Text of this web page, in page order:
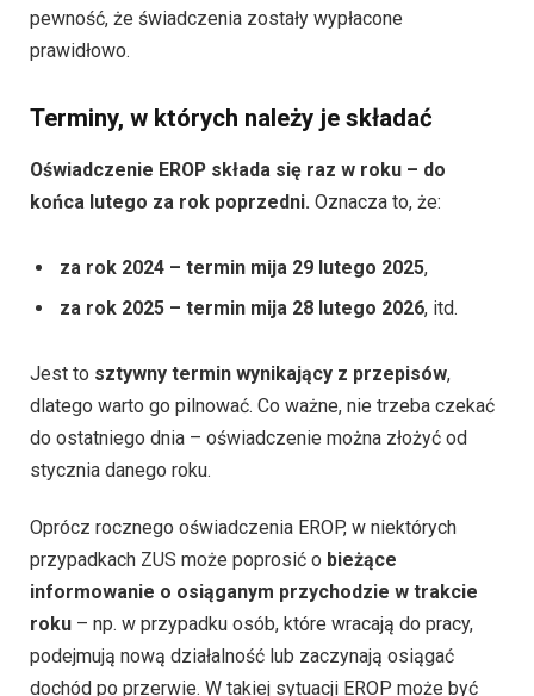
pewność, że świadczenia zostały wypłacone
prawidłowo.
Terminy, w których należy je składać
Oświadczenie EROP składa się raz w roku – do
końca lutego za rok poprzedni. Oznacza to, że:
za rok 2024 – termin mija 29 lutego 2025,
za rok 2025 – termin mija 28 lutego 2026, itd.
Jest to sztywny termin wynikający z przepisów,
dlatego warto go pilnować. Co ważne, nie trzeba czekać
do ostatniego dnia – oświadczenie można złożyć od
stycznia danego roku.
Oprócz rocznego oświadczenia EROP, w niektórych
przypadkach ZUS może poprosić o bieżące
informowanie o osiąganym przychodzie w trakcie
roku – np. w przypadku osób, które wracają do pracy,
podejmują nową działalność lub zaczynają osiągać
dochód po przerwie. W takiej sytuacji EROP może być